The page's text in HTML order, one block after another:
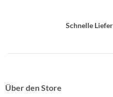
Schnelle
Über den Store